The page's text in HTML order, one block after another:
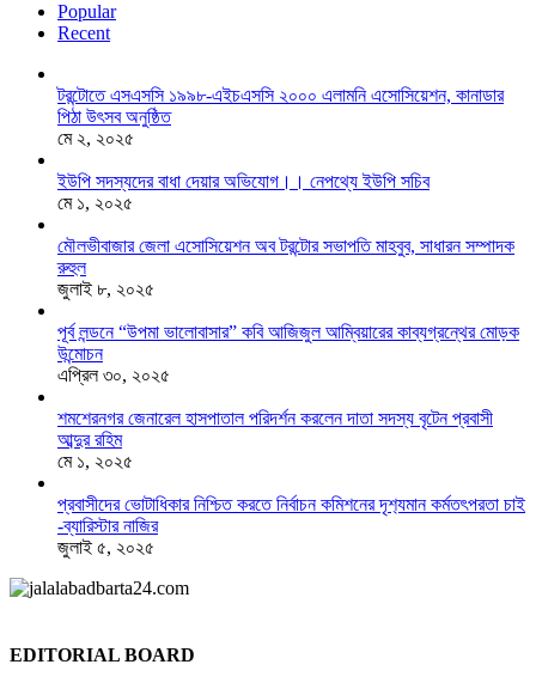
Popular
Recent
টরন্টোতে এসএসসি ১৯৯৮-এইচএসসি ২০০০ এলামনি এসোসিয়েশন, কানাডার
পিঠা উৎসব অনুষ্ঠিত
মে ২, ২০২৫
ইউপি সদস্যদের বাধা দেয়ার অভিযোগ।। নেপথ্যে ইউপি সচিব
মে ১, ২০২৫
মৌলভীবাজার জেলা এসোসিয়েশন অব টরন্টোর সভাপতি মাহবুব, সাধারন সম্পাদক
রুহুল
জুলাই ৮, ২০২৫
পূর্ব লন্ডনে “উপমা ভালোবাসার” কবি আজিজুল আম্বিয়ারের কাব্যগ্রন্থের মোড়ক
উন্মোচন
এপ্রিল ৩০, ২০২৫
শমশেরনগর জেনারেল হাসপাতাল পরিদর্শন করলেন দাতা সদস্য বৃটেন প্রবাসী
আব্দুর রহিম
মে ১, ২০২৫
প্রবাসীদের ভোটাধিকার নিশ্চিত করতে নির্বাচন কমিশনের দৃশ‍্যমান কর্মতৎপরতা চাই
-ব্যারিস্টার নাজির
জুলাই ৫, ২০২৫
EDITORIAL BOARD